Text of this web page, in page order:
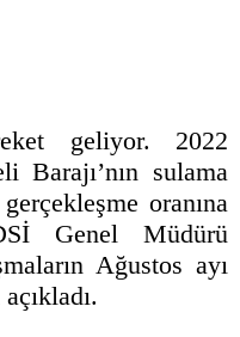
geliyor. 2022
Barajı’nın sulama
oranına
Genel Müdürü
Ağustos ayı